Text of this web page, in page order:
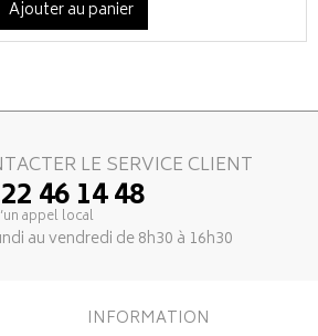
Ajouter au panier
LE SERVICE CLIENT
46 14 48
appel local
au vendredi de 8h30 à 16h30
INFORMATION